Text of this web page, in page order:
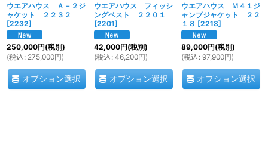
ウエアハウス Ａ－２ジ
ャケット ２２３２
[2232]
250,000円(税別)
(税込 : 275,000円)
オプション選択
ウエアハウス フィッシ
ングベスト ２２０１
[2201]
42,000円(税別)
(税込 : 46,200円)
オプション選択
ウエアハウス Ｍ４１ジ
ャンプジャケット ２２
１８ [2218]
89,000円(税別)
(税込 : 97,900円)
オプション選択